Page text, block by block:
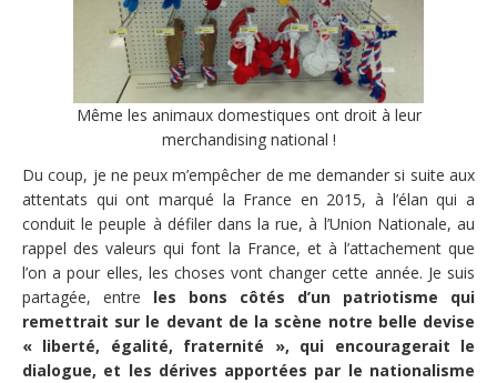
Même les animaux domestiques ont droit à leur
merchandising national !
Du coup, je ne peux m’empêcher de me demander si suite aux
attentats qui ont marqué la France en 2015, à l’élan qui a
conduit le peuple à défiler dans la rue, à l’Union Nationale, au
rappel des valeurs qui font la France, et à l’attachement que
l’on a pour elles, les choses vont changer cette année. Je suis
partagée, entre les bons côtés d’un patriotisme qui
remettrait sur le devant de la scène notre belle devise
« liberté, égalité, fraternité », qui encouragerait le
dialogue, et les dérives apportées par le nationalisme